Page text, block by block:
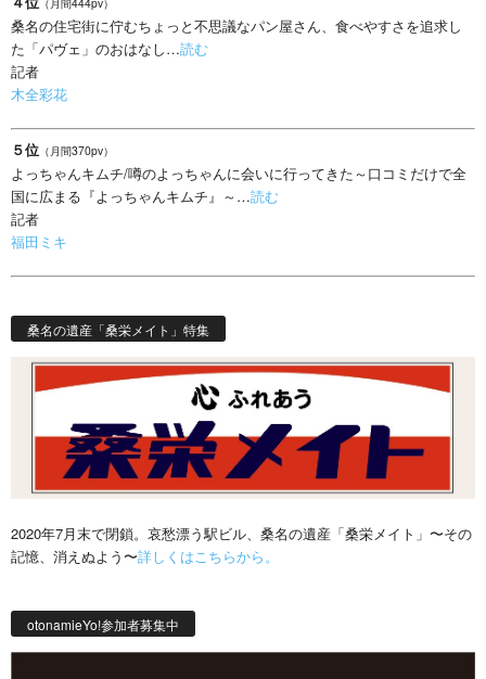
桑名の住宅街に佇むちょっと不思議なパン屋さん、食べやすさを追求し
た「パヴェ」のおはなし…読む
記者
木全彩花
５位 （月間370pv）
よっちゃんキムチ/噂のよっちゃんに会いに行ってきた～口コミだけで全
国に広まる『よっちゃんキムチ』～…読む
記者
福田ミキ
桑名の遺産「桑栄メイト」特集
2020年7月末で閉鎖。哀愁漂う駅ビル、桑名の遺産「桑栄メイト」〜その
記憶、消えぬよう〜詳しくはこちらから。
otonamieYo!参加者募集中